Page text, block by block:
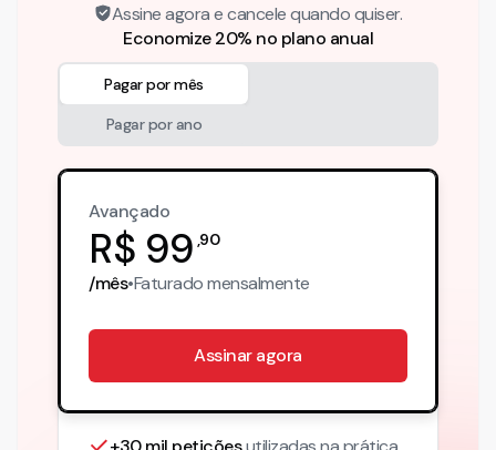
Assine agora e cancele quando quiser.
Economize 20% no plano anual
Pagar por mês
Pagar por ano
Avançado
R$ 99 ,90
/mês•Faturadomensalmente
Assinar agora